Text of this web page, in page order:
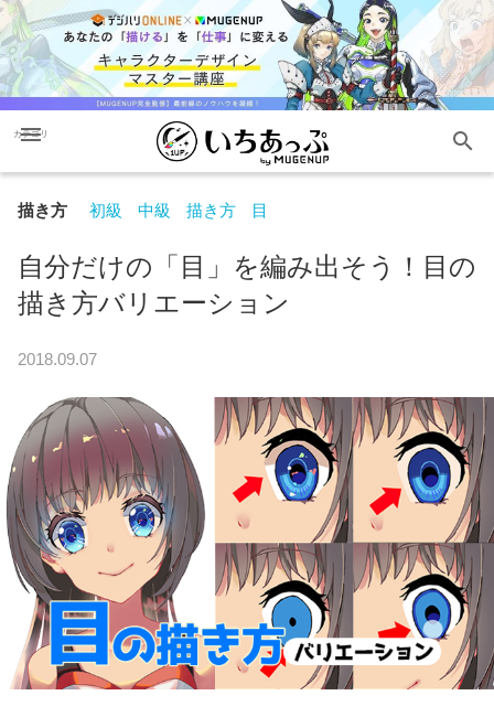
menu
カテゴリ search
描き方 初級 中級 描き方 目
自分だけの「目」を編み出そう！目の
描き方バリエーション
2018.09.07